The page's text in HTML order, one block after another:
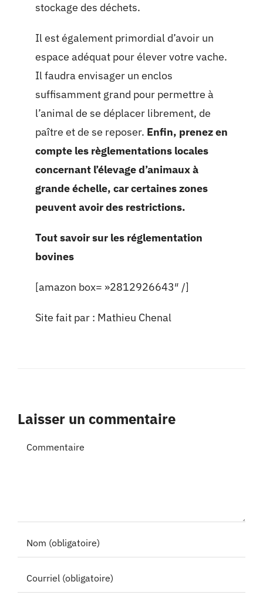
stockage des déchets.
Il est également primordial d’avoir un
espace adéquat pour élever votre vache.
Il faudra envisager un enclos
suffisamment grand pour permettre à
l’animal de se déplacer librement, de
paître et de se reposer. Enfin, prenez en
compte les règlementations locales
concernant l’élevage d’animaux à
grande échelle, car certaines zones
peuvent avoir des restrictions.
Tout savoir sur les réglementation
bovines
[amazon box= »2812926643″ /]
Site fait par : Mathieu Chenal
Laisser un commentaire
Commentaire